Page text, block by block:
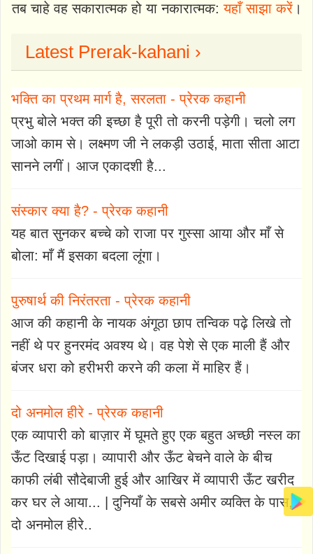
तब चाहे वह सकारात्मक हो या नकारात्मक:यहाँ साझा करें।
Latest Prerak-kahani ›
भक्ति का प्रथम मार्ग है, सरलता - प्रेरक कहानी
प्रभु बोले भक्त की इच्छा है पूरी तो करनी पड़ेगी। चलो लग
जाओ काम से। लक्ष्मण जी ने लकड़ी उठाई, माता सीता आटा
सानने लगीं। आज एकादशी है...
संस्कार क्या है? - प्रेरक कहानी
यह बात सुनकर बच्चे को राजा पर गुस्सा आया और माँ से
बोला: माँ मैं इसका बदला लूंगा।
पुरुषार्थ की निरंतरता - प्रेरक कहानी
आज की कहानी के नायक अंगूठा छाप तन्विक पढ़े लिखे तो
नहीं थे पर हुनरमंद अवश्य थे। वह पेशे से एक माली हैं और
बंजर धरा को हरीभरी करने की कला में माहिर हैं।
दो अनमोल हीरे - प्रेरक कहानी
एक व्यापारी को बाज़ार में घूमते हुए एक बहुत अच्छी नस्ल का
ऊँट दिखाई पड़ा। व्यापारी और ऊँट बेचने वाले के बीच
काफी लंबी सौदेबाजी हुई और आखिर में व्यापारी ऊँट खरीद
कर घर ले आया... | दुनियाँ के सबसे अमीर व्यक्ति के पास,
दो अनमोल हीरे..